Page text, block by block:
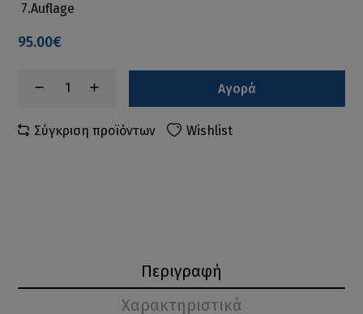
7.Auflage
95.00€
Αγορά
Σύγκριση προϊόντων Wishlist
Περιγραφή
Χαρακτηριστικά